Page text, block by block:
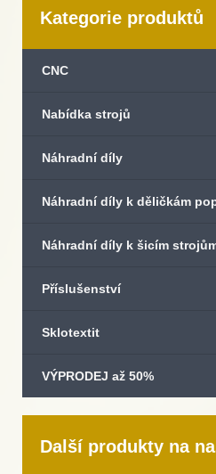
Kategorie produktů
CNC
Nabídka strojů
Náhradní díly
Náhradní díly k děličkám
Náhradní díly k šicím
Příslušenství
Sklotextit
VÝPRODEJ až 50%
Další produkty na